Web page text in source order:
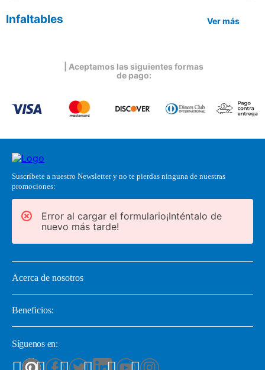
Infaltables Ver más
| Aceptamos las siguientes formas
de pago:
Suscríbete a nuestro Newsletter y no te pierdas ninguna de nuestras
promociones:
Error al cargar el formulario¡Inténtalo de
nuevo más tarde!
Acerca de nosotros
Beneficios:
Síguenos en: